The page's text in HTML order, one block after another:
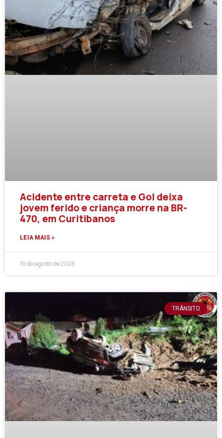
Acidente entre carreta e Gol deixa
jovem ferido e criança morre na BR-
470, em Curitibanos
LEIA MAIS »
10 de agosto de 2026
TRÂNSITO